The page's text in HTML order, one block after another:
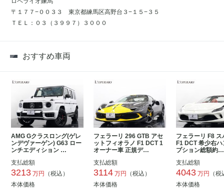
〒１７７−００３３ 東京都練馬区高野台３−１５−３５
ＴＥＬ：０３（３９９７）３０００
おすすめ車両
AMG Gクラスロング(ゲレ
ンデヴァーゲン) G63 ロー
ンチエディション …
支払総額
3213 万円
（税込）
本体価格
フェラーリ 296 GTB アセ
ットフィオラノ F1 DCT 1
オーナー車 正規デ…
支払総額
3114 万円
（税込）
本体価格
フェラーリ F8 ス
F1 DCT 希少右
プション総額約…
支払総額
4043 万円
（
本体価格